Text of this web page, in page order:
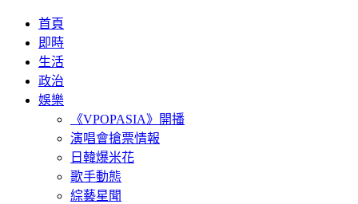
首頁
即時
生活
政治
娛樂
《VPOPASIA》開播
演唱會搶票情報
日韓爆米花
歌手動態
綜藝星聞